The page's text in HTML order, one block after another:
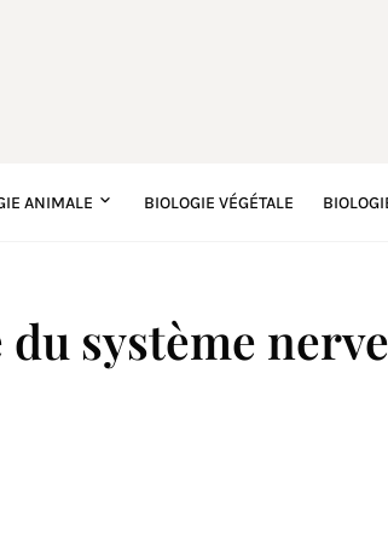
ANIMALE BIOLOGIE VÉGÉTALE
système